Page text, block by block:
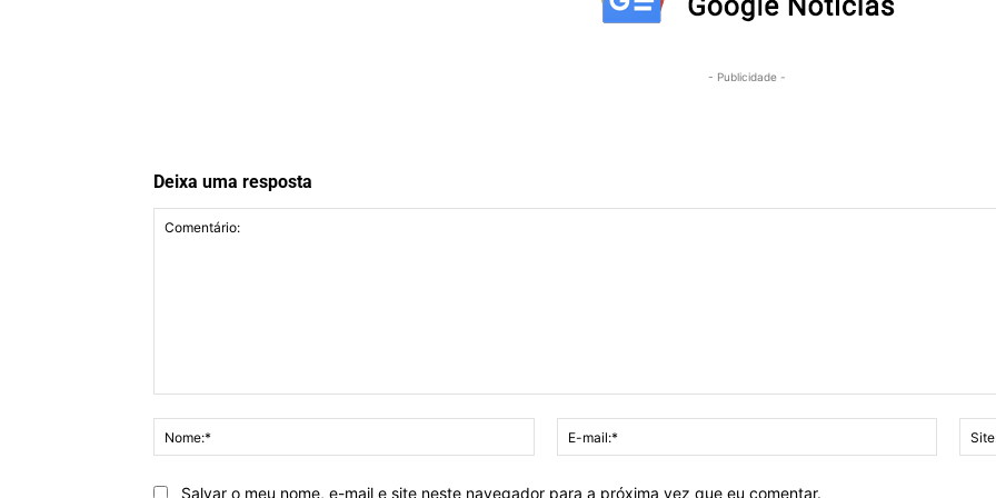
- Publicidade -
Deixa uma resposta
Nome:*
mail:*
Salvar o meu nome, e-mail e site neste navegador para a próxima vez que eu comentar.